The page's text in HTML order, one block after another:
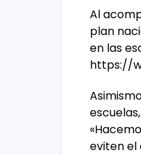
Al
plan
en las
https://
eviten el